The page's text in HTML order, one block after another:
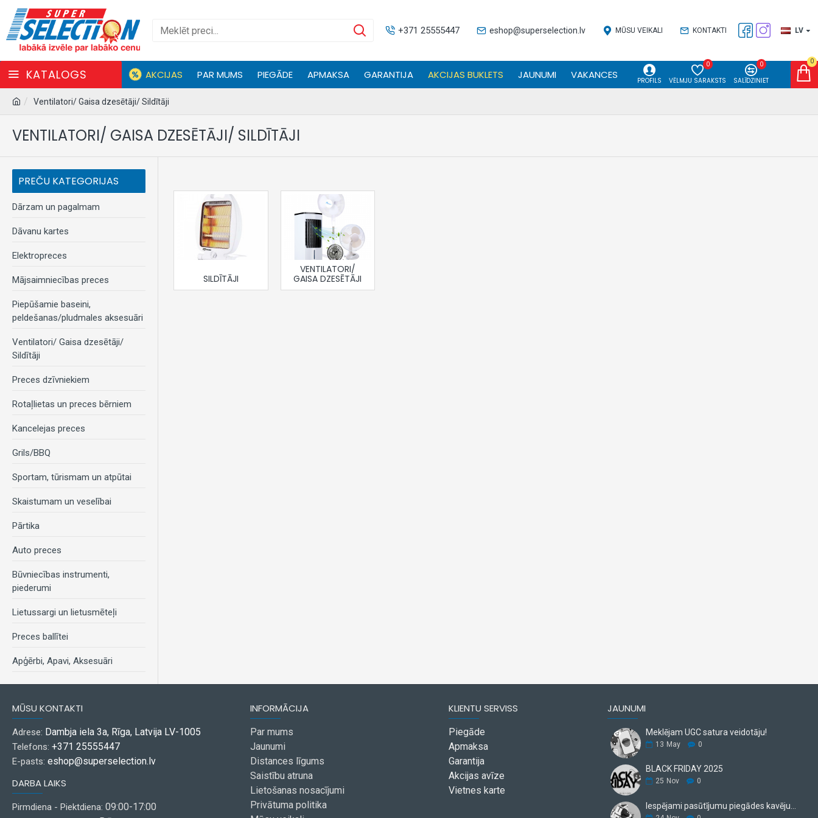
LV
+371 25555447 eshop@superselection.lv MŪSU VEIKALI KONTAKTI
KATALOGS AKCIJAS PAR MUMS PIEGĀDE APMAKSA GARANTIJA AKCIJAS BUKLETS JAUNUMI VAKANCES PROFILS VĒLMJU SARAKSTS
0
SALĪDZINIET
0 0
Ventilatori/ Gaisa dzesētāji/ Sildītāji
VENTILATORI/ GAISA DZESĒTĀJI/ SILDĪTĀJI
PREČU KATEGORIJAS
Dārzam un pagalmam
Dāvanu kartes
Elektropreces
Mājsaimniecības preces
Piepūšamie baseini,
peldešanas/pludmales aksesuāri
Ventilatori/ Gaisa dzesētāji/
Sildītāji
Preces dzīvniekiem
Rotaļlietas un preces bērniem
Kancelejas preces
Grils/BBQ
Sportam, tūrismam un atpūtai
Skaistumam un veselībai
Pārtika
Auto preces
Būvniecības instrumenti,
piederumi
Lietussargi un lietusmēteļi
Preces ballītei
Apģērbi, Apavi, Aksesuāri
SILDĪTĀJI
VENTILATORI/
GAISA DZESĒTĀJI
MŪSU KONTAKTI
Adrese: Dambja iela 3a, Rīga, Latvija LV-1005
Telefons: +371 25555447
E-pasts: eshop@superselection.lv
DARBA LAIKS
Pirmdiena - Piektdiena: 09:00-17:00
INFORMĀCIJA
Par mums
Jaunumi
Distances līgums
Saistību atruna
Lietošanas nosacījumi
Privātuma politika
KLIENTU SERVISS
Piegāde
Apmaksa
Garantija
Akcijas avīze
Vietnes karte
JAUNUMI
Meklējam UGC satura veidotāju!
13 May 0
BLACK FRIDAY 2025
25 Nov 0